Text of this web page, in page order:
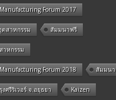
Forum 2017
ตสาหกรรม สัมมนาฟรี
าหกรรม
Forum 2018 สัมมนา
งศรีริเวอร์ จ.อยุธยา Kaizen